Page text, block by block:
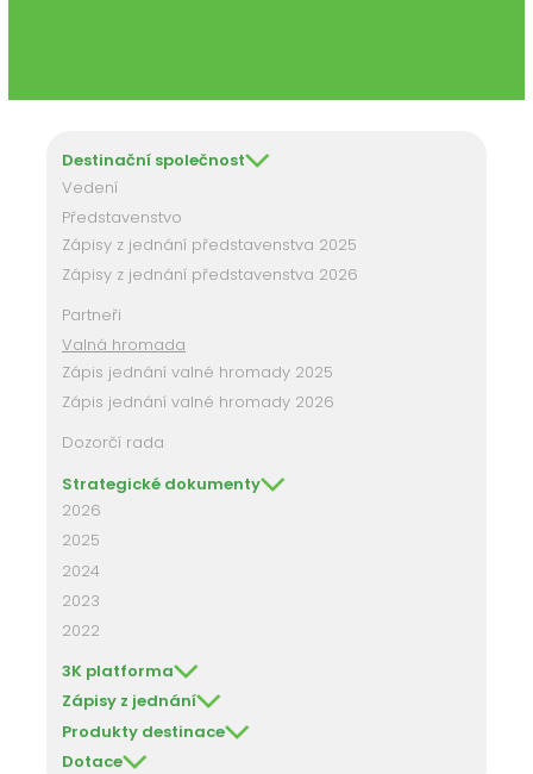
Destinační společnost
Vedení
Představenstvo
Zápisy z jednání představenstva 2025
Zápisy z jednání představenstva 2026
Partneři
Valná hromada
Zápis jednání valné hromady 2025
Zápis jednání valné hromady 2026
Dozorčí rada
Strategické dokumenty
2026
2025
2024
2023
2022
3K platforma
Zápisy z jednání
Produkty destinace
Dotace